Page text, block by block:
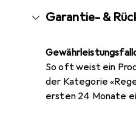
Garantie- &
So oft weist ein
der Kategorie
ersten 24 Monate